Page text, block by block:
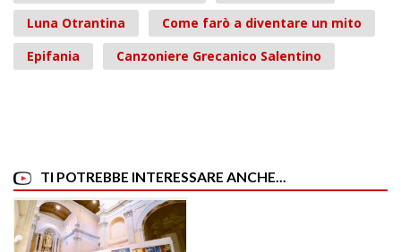
Luna Otrantina
Come farò a diventare un mito
Epifania
Canzoniere Grecanico Salentino
TI POTREBBE INTERESSARE ANCHE...